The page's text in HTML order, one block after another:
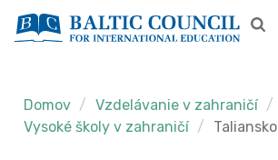
Domov
Vzdelávanie v zahraničí
Vysoké školy v zahraničí
Taliansko